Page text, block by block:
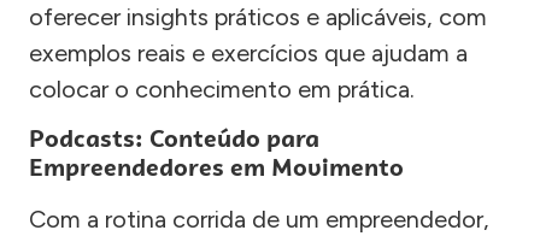
oferecer insights práticos e aplicáveis, com
exemplos reais e exercícios que ajudam a
colocar o conhecimento em prática.
Podcasts: Conteúdo para
Empreendedores em Movimento
Com a rotina corrida de um empreendedor,